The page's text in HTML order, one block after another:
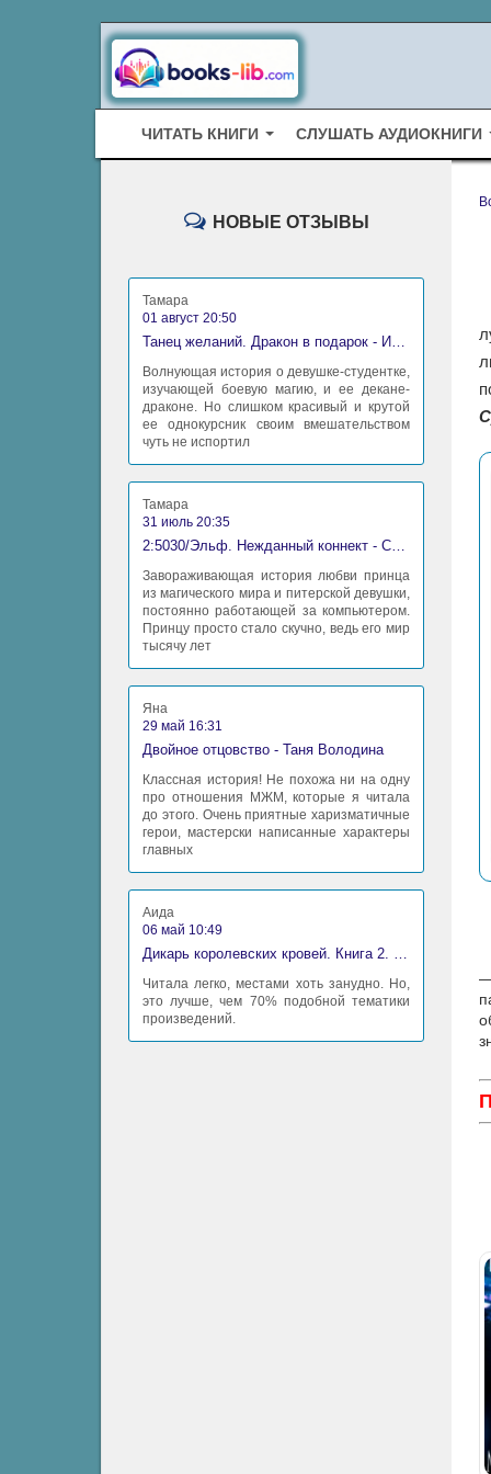
ЧИТАТЬ КНИГИ СЛУШАТЬ АУДИОКНИГИ
—
НОВЫЕ ОТЗЫВЫ
Тамара
01 август 20:50
Танец желаний. Дракон в подарок - Ирина Алексеева
Волнующая история о девушке-студентке,
изучающей боевую магию, и ее декане-
драконе. Но слишком красивый и крутой
ее однокурсник своим вмешательством
чуть не испортил
Тамара
31 июль 20:35
2:5030/Эльф. Нежданный коннект - Станислав Миков
Завораживающая история любви принца
из магического мира и питерской девушки,
постоянно работающей за компьютером.
Принцу просто стало скучно, ведь его мир
тысячу лет
Яна
29 май 16:31
Двойное отцовство - Таня Володина
Классная история! Не похожа ни на одну
про отношения МЖМ, которые я читала
до этого. Очень приятные харизматичные
герои, мастерски написанные характеры
главных
Аида
06 май 10:49
Дикарь королевских кровей. Книга 2. Леди-фаворитка - Анна Сергеевна Гаврилова
Читала легко, местами хоть занудно. Но,
это лучше, чем 70% подобной тематики
произведений.